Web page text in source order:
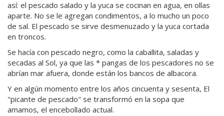
así: el pescado salado y la yuca se cocinan en agua, en ollas
aparte. No se le agregan condimentos, a lo mucho un poco
de sal. El pescado se sirve desme­nuzado y la yuca cortada
en troncos.
Se hacía con pes­cado negro, como la caballita, saladas y
secadas al Sol, ya que las * pangas de los pescadores no se
abrían mar afuera, donde están los bancos de albacora.
Y en algún momen­to entre los años cincuenta y sesenta, El
"picante de pescado" se transformó en la sopa que
amamos, el encebollado actual.